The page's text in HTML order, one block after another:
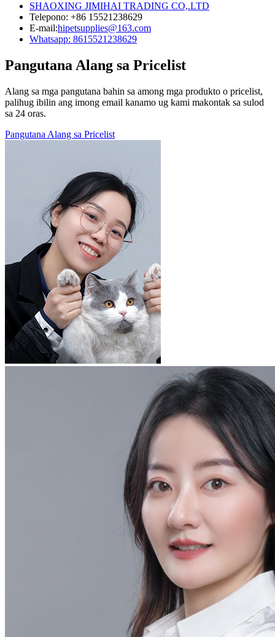
SHAOXING JIMIHAI TRADING CO,.LTD
Telepono: +86 15521238629
E-mail:hipetsupplies@163.com
Whatsapp: 8615521238629
Pangutana Alang sa Pricelist
Alang sa mga pangutana bahin sa among mga produkto o pricelist,
palihug ibilin ang imong email kanamo ug kami makontak sa sulod
sa 24 oras.
Pangutana Alang sa Pricelist